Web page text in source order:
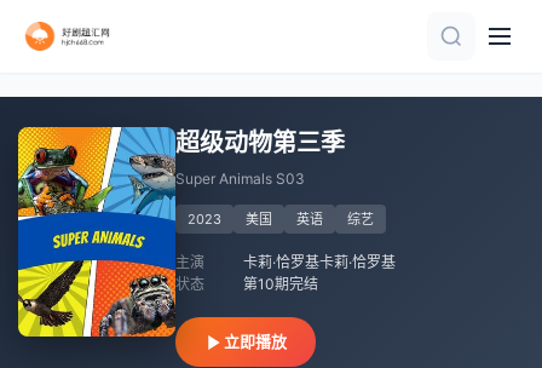
超级动物第三季
Super Animals S03
2023 美国 英语 综艺
主演
卡莉·恰罗基卡莉·恰罗基
状态
第10期完结
立即播放
第4期
连载中 连载到2期
第1集
第1期
第8集完结
第4期
更新至20260802第2集
第12期完结
第10集完结
更新至20260703期